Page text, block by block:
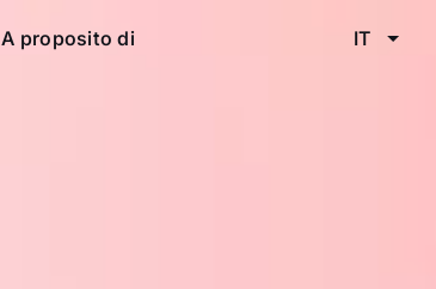
A proposito di IT